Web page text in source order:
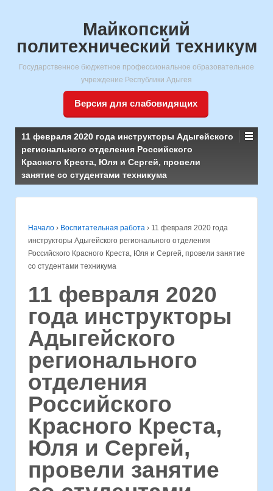
Майкопский
политехнический техникум
Государственное бюджетное профессиональное образовательное
учреждение Республики Адыгея
Версия для слабовидящих
11 февраля 2020 года инструкторы Адыгейского
регионального отделения Российского
Красного Креста, Юля и Сергей, провели
занятие со студентами техникума
Начало › Воспитательная работа › 11 февраля 2020 года
инструкторы Адыгейского регионального отделения
Российского Красного Креста, Юля и Сергей, провели занятие
со студентами техникума
11 февраля 2020
года инструкторы
Адыгейского
регионального
отделения
Российского
Красного Креста,
Юля и Сергей,
провели занятие